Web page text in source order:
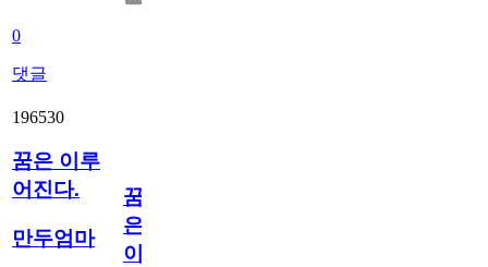
0
댓글
196530
꿈은 이루
어진다.
만두엄마
꿈
은
이